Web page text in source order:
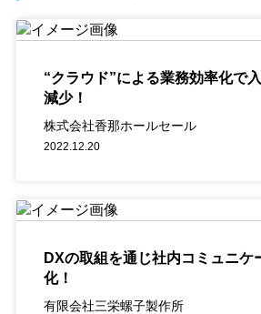
“クラウド”による業務効率化で
減少！
株式会社香那ホールセール
2022.12.20
DXの取組を通じ社内コミュニケ
化！
有限会社三栄螺子製作所